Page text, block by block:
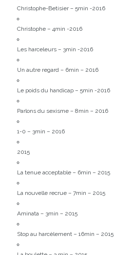
Christophe-Betisier – 5min -2016
Christophe – 4min -2016
Les harceleurs – 3min -2016
Un autre regard – 6min – 2016
Le poids du handicap – 5min -2016
Parlons du sexisme – 8min – 2016
1-0 – 3min – 2016
2015
La tenue acceptable – 6min – 2015
La nouvelle recrue – 7min – 2015
Aminata – 3min – 2015
Stop au harcèlement – 16min – 2015